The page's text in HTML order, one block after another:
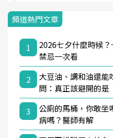
頻道熱門文章
1
2026七夕什麼時候
禁忌一次看
2
大豆油、調和油還
問：真正該避開的是
3
公廁的馬桶，你敢坐
病嗎？醫師有解